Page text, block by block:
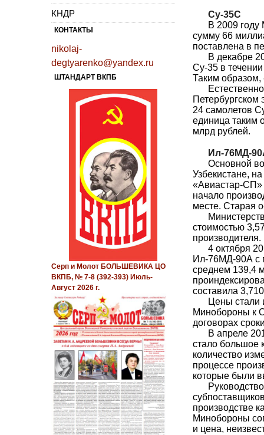
Су-35С
В 2009 году
сумму 66
поставлена в
В декабре
Су-35 в
Таким образом,
Петербургском
24 самолетов
единица таким
млрд рублей.
Ил-76МД-
Основной
Узбекистане,
«Авиастар-СП»
начало
месте. Старая
стоимостью
производителя.
4 октября
Ил-76МД-90А с
среднем 139,4
составила
Цены стали
Минобороны к
договорах
В апреле
стало большое
количество
процессе
которые были
производстве
Минобороны
и цена,
КНДР
КОНТАКТЫ
nikolaj-
degtyarenko@yandex.ru
ШТАНДАРТ ВКПБ
Серп и Молот БОЛЬШЕВИКА ЦО
ВКПБ, № 7-8 (392-393) Июль-
Август 2026 г.